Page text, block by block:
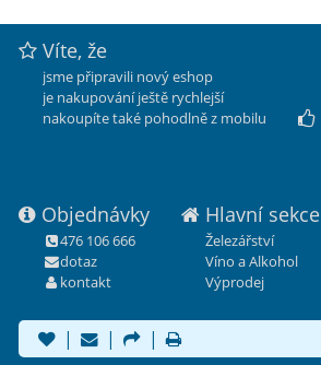
Víte, že
jsme připravili nový eshop
je nakupování ještě rychlejší
nakoupíte také pohodlně z mobilu
Objednávky
476 106 666
dotaz
kontakt
Hlavní sekce
Železářství
Víno a Alkohol
Výprodej
| | |